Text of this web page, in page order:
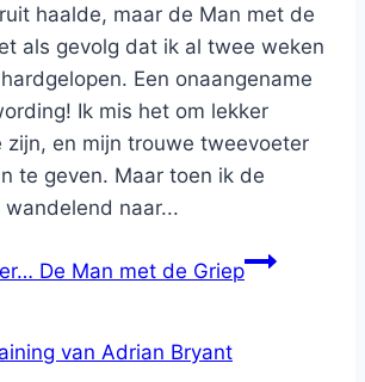
haalde, maar de Man met de
als gevolg dat ik al twee weken
Een onaangename
Ik mis het om lekker
zijn, en mijn trouwe tweevoeter
te geven. Maar toen ik de
wandelend naar...
De Man met de Griep